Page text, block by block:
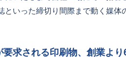
といった締切り間際まで動く媒体
要求される印刷物、創業よ